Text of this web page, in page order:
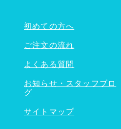
初めての方へ
ご注文の流れ
よくある質問
お知らせ・スタッフブロ
グ
サイトマップ